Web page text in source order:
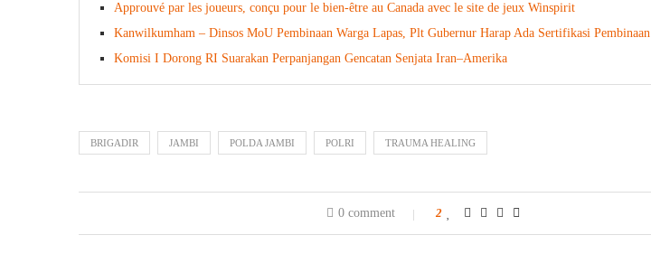
Approuvé par les joueurs, conçu pour le bien-être au Canada avec le site de jeux Winspirit
Kanwilkumham – Dinsos MoU Pembinaan Warga Lapas, Plt Gubernur Harap Ada Sertifikasi Pembinaan
Komisi I Dorong RI Suarakan Perpanjangan Gencatan Senjata Iran–Amerika
BRIGADIR JAMBI POLDA JAMBI POLRI TRAUMA HEALING
0 comment 2